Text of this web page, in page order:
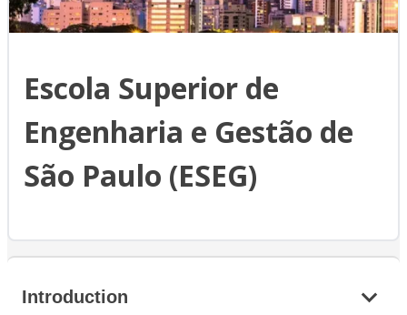
Escola Superior de
Engenharia e Gestão de
São Paulo (ESEG)
Introduction